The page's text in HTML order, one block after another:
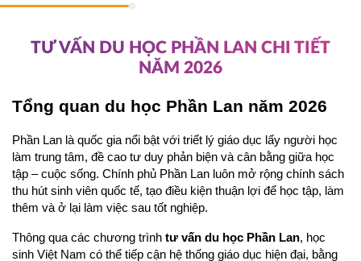
TƯ VẤN DU HỌC PHẦN LAN CHI TIẾT
NĂM 2026
Tổng quan du học Phần Lan năm 2026
Phần Lan là quốc gia nổi bật với triết lý giáo dục lấy người học
làm trung tâm, đề cao tư duy phản biện và cân bằng giữa học
tập – cuộc sống. Chính phủ Phần Lan luôn mở rộng chính sách
thu hút sinh viên quốc tế, tạo điều kiện thuận lợi để học tập, làm
thêm và ở lại làm việc sau tốt nghiệp.
Thông qua các chương trình tư vấn du học Phần Lan, học
sinh Việt Nam có thể tiếp cận hệ thống giáo dục hiện đại, bằng